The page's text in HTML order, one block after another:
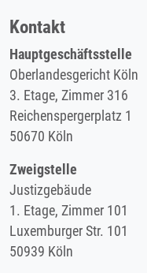
Kontakt
Hauptgeschäftsstelle
Oberlandesgericht Köln
3. Etage, Zimmer 316
Reichenspergerplatz 1
50670 Köln
Zweigstelle
Justizgebäude
1. Etage, Zimmer 101
Luxemburger Str. 101
50939 Köln